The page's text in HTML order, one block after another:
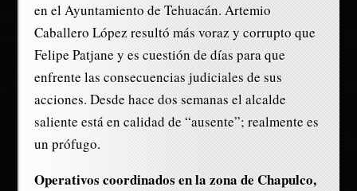
en el Ayuntamiento de Tehuacán. Artemio
Caballero López resultó más voraz y corrupto que
Felipe Patjane y es cuestión de días para que
enfrente las consecuencias judiciales de sus
acciones. Desde hace dos semanas el alcalde
saliente está en calidad de “ausente”; realmente es
un prófugo.
Operativos coordinados en la zona de Chapulco,